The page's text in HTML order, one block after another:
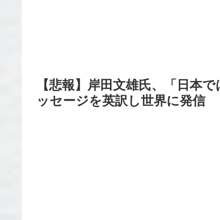
【悲報】岸田文雄氏、「日本
ッセージを英訳し世界に発信